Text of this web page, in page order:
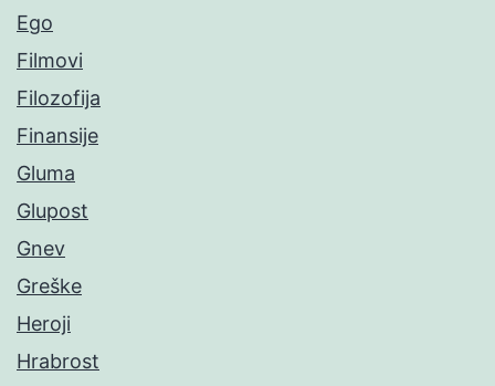
Ego
Filmovi
Filozofija
Finansije
Gluma
Glupost
Gnev
Greške
Heroji
Hrabrost